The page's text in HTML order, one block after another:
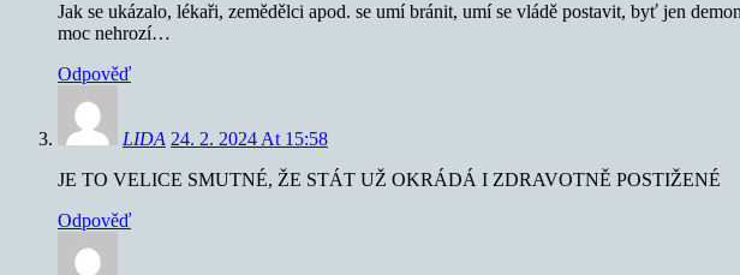
Jak se ukázalo, lékaři, zemědělci apod. se umí bránit, umí se vládě postavit, byť jen
moc nehrozí…
Odpověď
LIDA 24. 2. 2024 At 15:58
JE TO VELICE SMUTNÉ, ŽE STÁT UŽ OKRÁDÁ I ZDRAVOTNĚ POSTIŽENÉ
Odpověď